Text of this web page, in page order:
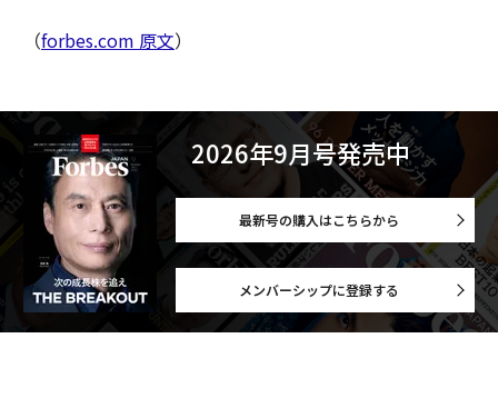
（forbes.com 原文）
2026年9月号発売中
最新号の購入はこちらから
メンバーシップに登録する